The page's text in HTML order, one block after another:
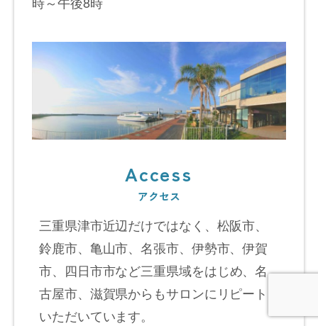
Access
アクセス
三重県津市近辺だけではなく、松阪市、
鈴鹿市、亀山市、名張市、伊勢市、伊賀
市、四日市市など三重県域をはじめ、名
古屋市、滋賀県からもサロンにリピート
いただいています。